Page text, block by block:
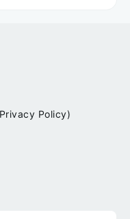
Policy)